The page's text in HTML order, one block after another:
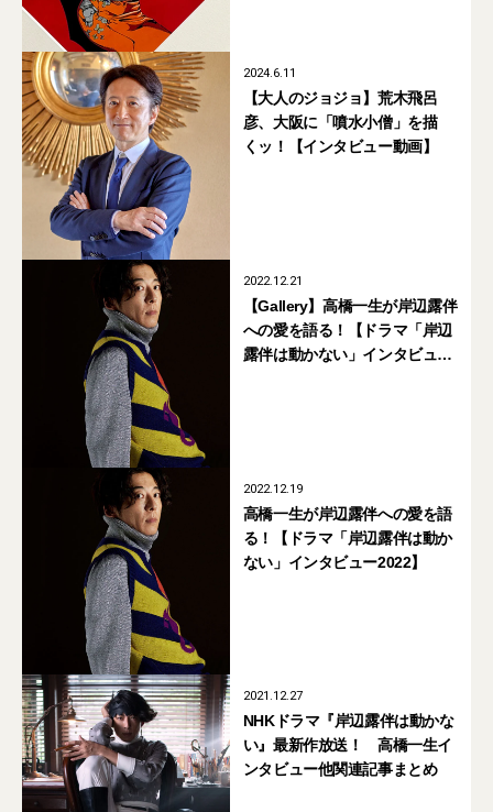
2024.6.11
【大人のジョジョ】荒木飛呂
彦、大阪に「噴水小僧」を描
くッ！【インタビュー動画】
2022.12.21
【Gallery】高橋一生が岸辺露伴
への愛を語る！【ドラマ「岸辺
露伴は動かない」インタビュー
2022.12.19
高橋一生が岸辺露伴への愛を語
る！【ドラマ「岸辺露伴は動か
ない」インタビュー2022】
2021.12.27
NHKドラマ『岸辺露伴は動かな
い』最新作放送！ 高橋一生イ
ンタビュー他関連記事まとめ